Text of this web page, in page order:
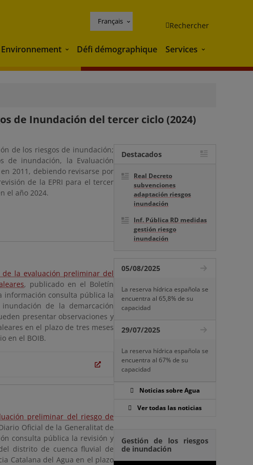
Français Rechercher
Environnement Environnement
Défi démographique Services Services
de Inundación del tercer ciclo (2024)
de los riesgos de inundación;
de inundación, la Evaluación
2011, debiendo revisarse por
de la EPRI para el tercer
el año 2024.
la evaluación preliminar del
, publicado en el Boletín
información consulta pública la
de la demarcación
presentar observaciones y
en el plazo de tres meses
en el BOIB.
preliminar del riesgo de
Oficial de la Generalitat de
consulta pública la revisión y
distrito de cuenca fluvial de
Catalana del Agua en el plazo
Destacados
Real Decreto
subvenciones
adaptación riesgos
inundación
Inf. Pública RD medidas
gestión riesgo
inundación
05/08/2025
La reserva hídrica española se
encuentra al 65,8% de su
capacidad
29/07/2025
La reserva hídrica española se
encuentra al 67% de su
capacidad
Noticias sobre Agua
Ver todas las noticias
Gestión de los riesgos
de inundación